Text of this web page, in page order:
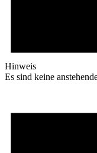
Hinweis
Es sind keine